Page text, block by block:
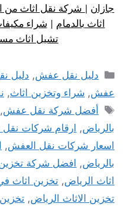
جازان | شركة نقل اثاث من
اثاث بالدمام | شراء
تشيل اثاث
التصنيفات
دليل نقل عفش, دليل
عفش, شراء وتخزين اثاث,
الوسوم
أفضل شركة نقل عفش,
بالرياض, ارقام شركات
اسعار شركات نقل العفش,
بالرياض, افضل شركة
اثاث الرياض, تخزين اثاث
تخزين الاثاث الرياض,